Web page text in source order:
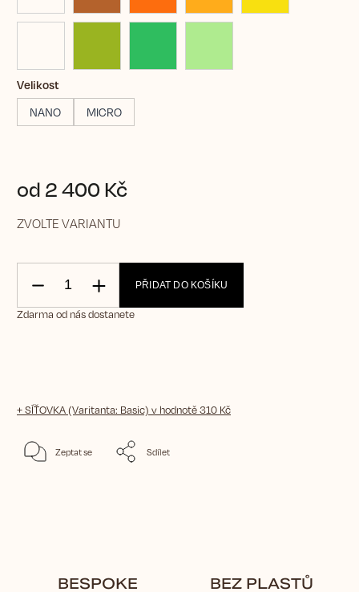
Velikost
NANO
MICRO
od 2 400 Kč
ZVOLTE VARIANTU
PŘIDAT DO KOŠÍKU
Zdarma od nás dostanete
+ SÍŤOVKA (Varitanta: Basic) v hodnotě 310 Kč
Zeptat se Sdílet
BESPOKE BEZ PLASTŮ